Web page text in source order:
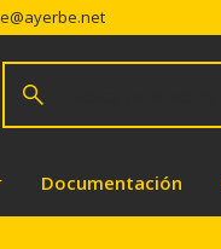
@ayerbe.net
Documentación